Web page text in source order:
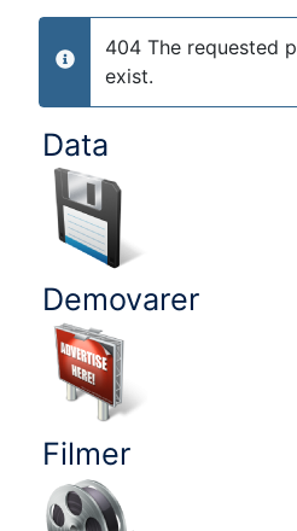
info
404 The requested
exist.
Data
Demovarer
Filmer